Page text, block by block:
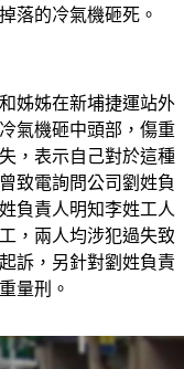
落的冷氣機砸死。
姊姊在新埔捷運站外
氣機砸中頭部，傷重
，表示自己對於這種
致電詢問公司劉姓負
負責人明知李姓工人
，兩人均涉犯過失致
訴，另針對劉姓負責
量刑。